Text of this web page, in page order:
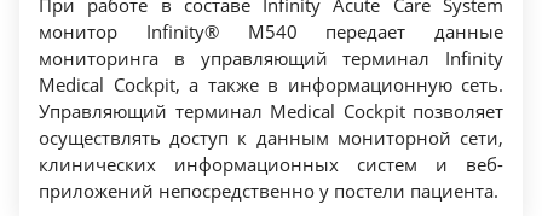
отсоединяется от док-станции нажатием
кнопки и автоматически передает данные в
сеть Infnity по беспроводной связи.
Портативный
Сопровождает пациента при перемещении
по клиники и в автомобиле скорой помощи.
Водонепроницаемый
При работе в составе Infinity Acute Care System
монитор Infinity® M540 передает данные
мониторинга в управляющий терминал Infinity
Medical Cockpit, а также в информационную сеть.
Управляющий терминал Medical Cockpit позволяет
осуществлять доступ к данным мониторной сети,
клинических информационных систем и веб-
приложений непосредственно у постели пациента.